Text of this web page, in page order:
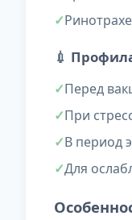
💉
Перед
При
В период
Для